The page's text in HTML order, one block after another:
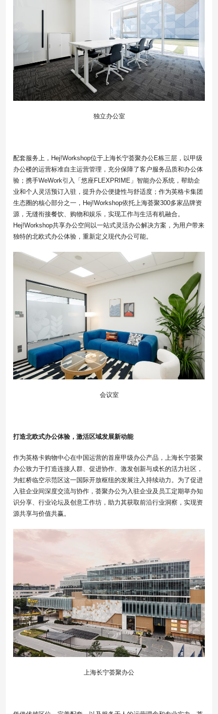
独立办公室
配套服务上，Hej!Workshop位于上海长宁荟聚办公E栋三层，以甲级
办公楼的运营标准自主运营管理，充分保障了客户服务品质和办公体
验；携手WeWork引入「悠座FLEXPRIME」智能办公系统，帮助企
业和个人灵活预订入驻，提升办公便捷性与舒适度；作为英格卡集团
生态圈的核心部分之一，Hej!Workshop依托上海荟聚300多家品牌资
源，无缝衔接餐饮、购物和娱乐，实现工作与生活有机融合。
Hej!Workshop共享办公空间以一站式灵活办公解决方案，为用户带来
独特的北欧式办公体验，重新定义现代办公可能。
会议室
打造北欧式办公体验 ，激活区域发展新动能
作为英格卡购物中心在中国运营的首座甲级办公产品，上海长宁荟聚
办公致力于打造连接人群、促进协作、激发创新与成长的活力社区，
为虹桥临空示范区这一国际开放枢纽的发展注入持续动力。为了促进
入驻企业间深度交流与协作，荟聚办公为入驻企业及员工定期举办知
识分享、行业论坛及创意工作坊，助力其获取前沿行业洞察，实现资
源共享与价值共赢。
上海长宁荟聚办公